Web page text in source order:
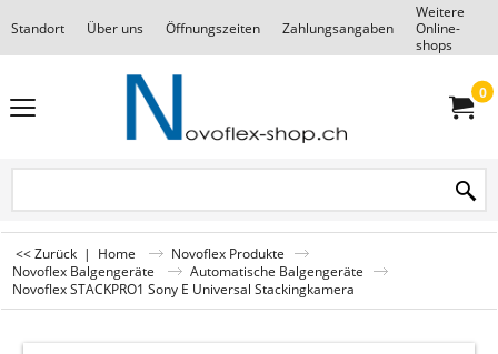
Standort Über uns Öffnungszeiten Zahlungsangaben
Weitere
Online-
shops
0
<< Zurück | Home
Novoflex Produkte
Novoflex Balgengeräte
Automatische Balgengeräte
Novoflex STACKPRO1 Sony E Universal Stackingkamera